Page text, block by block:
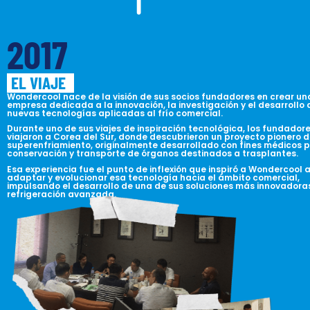
2017
EL VIAJE
Wondercool nace de la visión de sus socios fundadores en crear
empresa dedicada a la innovación, la investigación y el desarrollo
nuevas tecnologías aplicadas al frío comercial.
Durante uno de sus viajes de inspiración tecnológica, los
viajaron a Corea del Sur, donde descubrieron un proyecto pionero
superenfriamiento, originalmente desarrollado con fines médicos
conservación y transporte de órganos destinados a trasplantes.
Esa experiencia fue el punto de inflexión que inspiró a Wondercool a
adaptar y evolucionar esa tecnología hacia el ámbito comercial,
impulsando el desarrollo de una de sus soluciones más
refrigeración avanzada.